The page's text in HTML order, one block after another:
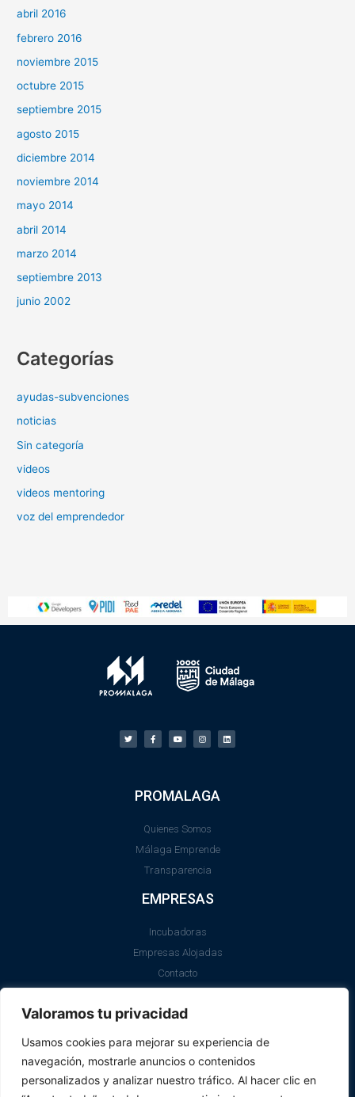
Valoramos tu privacidad
Usamos cookies para mejorar su experiencia de
navegación, mostrarle anuncios o contenidos
personalizados y analizar nuestro tráfico. Al hacer clic en
abril 2016
febrero 2016
noviembre 2015
octubre 2015
septiembre 2015
agosto 2015
diciembre 2014
noviembre 2014
mayo 2014
abril 2014
marzo 2014
septiembre 2013
junio 2002
Categorías
ayudas-subvenciones
noticias
Sin categoría
videos
videos mentoring
voz del emprendedor
PROMALAGA
Quienes Somos
Málaga Emprende
Transparencia
EMPRESAS
Incubadoras
Empresas Alojadas
Contacto
Aviso Legal
Política de Cookies
SII